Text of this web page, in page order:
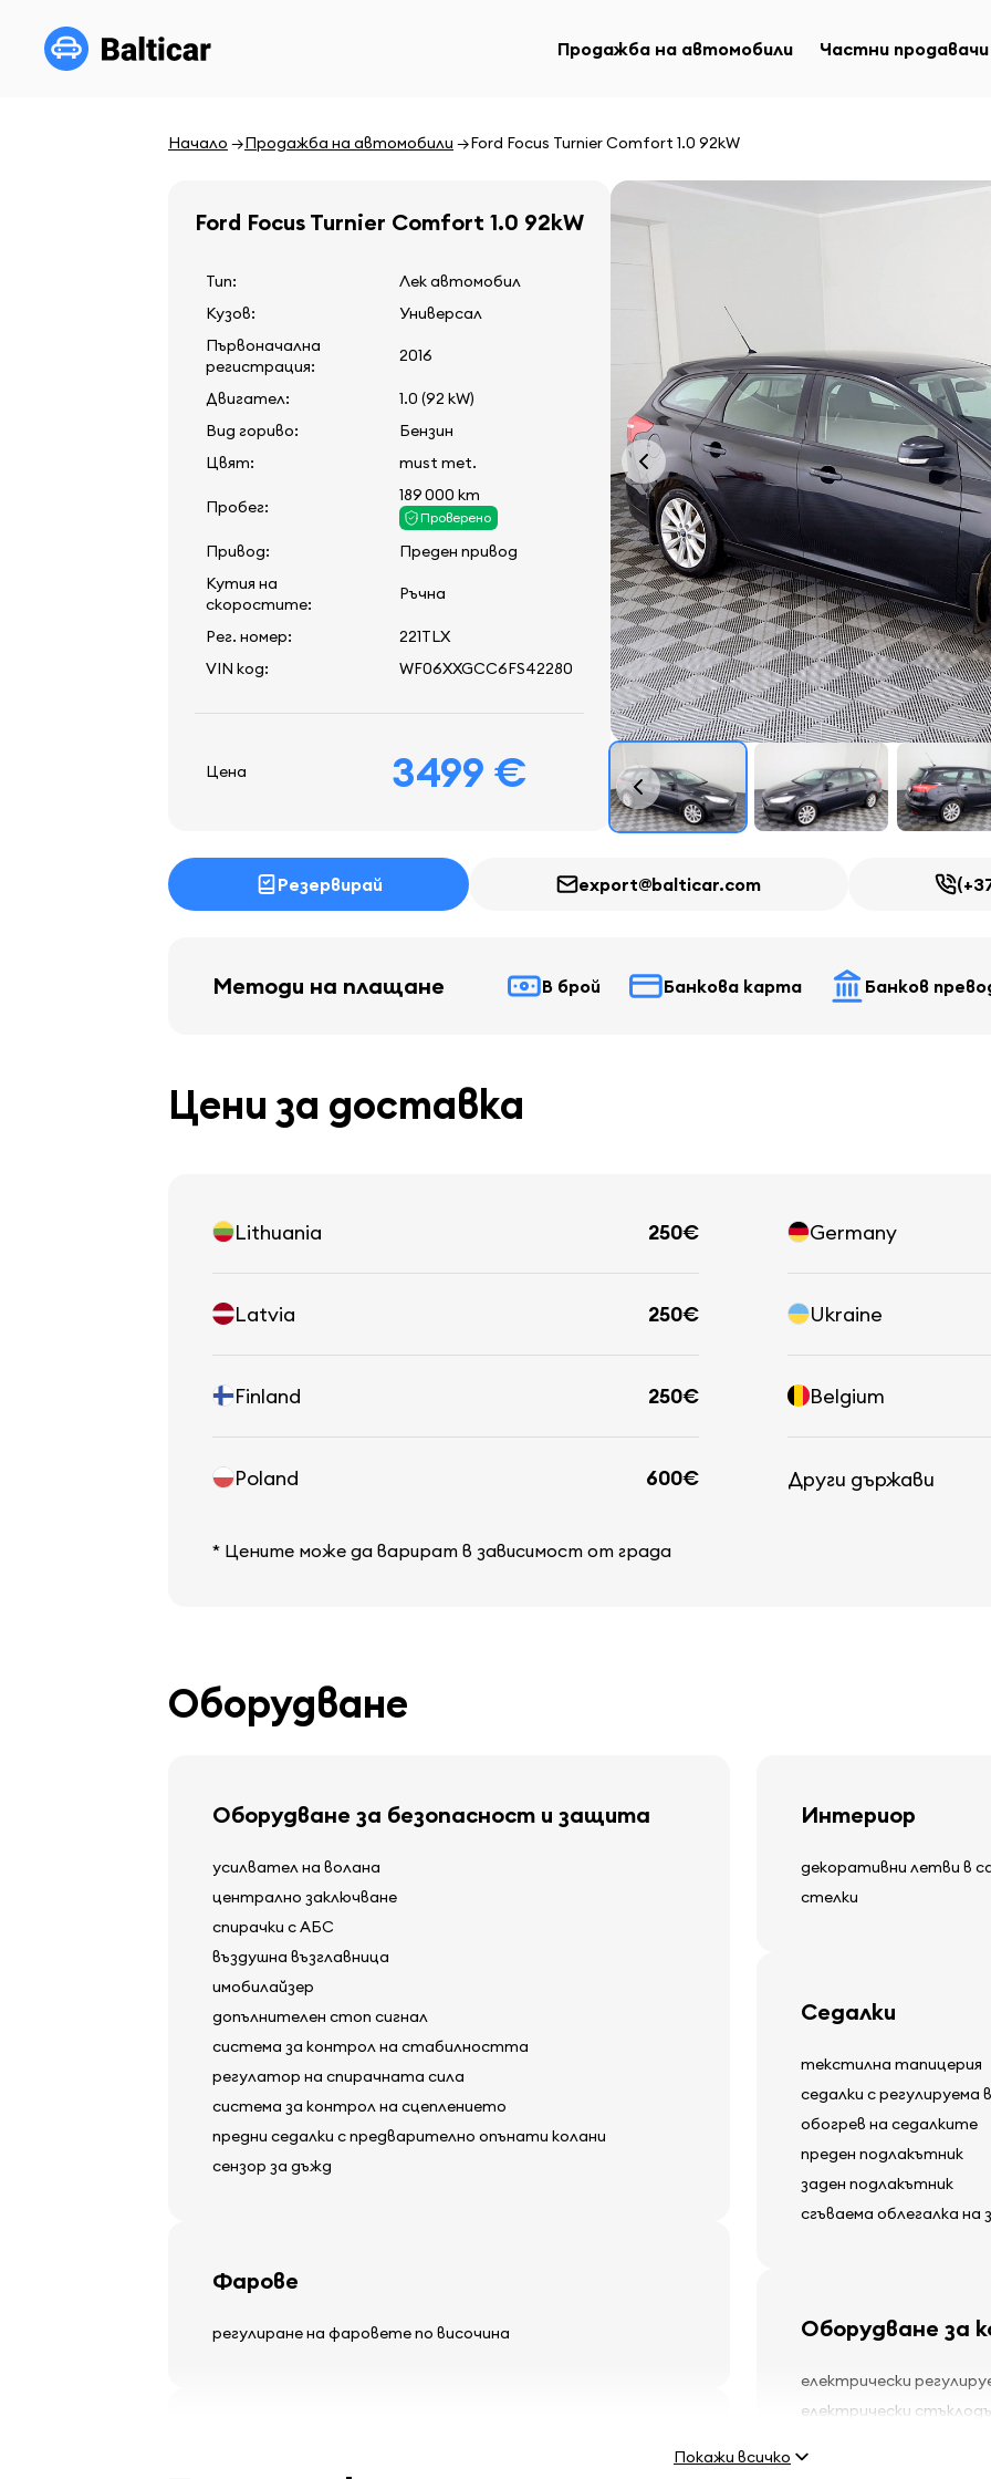
Продажба на автомобили Частни продавачи
Начало Продажба на автомобили Ford Focus Turnier Comfort 1.0 92kW
Ford Focus Turnier Comfort 1.0 92kW
Тип:
Лек автомобил
Кузов:
Универсал
Първоначална
регистрация:
2016
Двигател:
1.0 (92 kW)
Вид гориво:
Бензин
Цвят:
must met.
Пробег:
189 000 km
Проверено
Привод:
Преден привод
Кутия на
скоростите:
Ръчна
Рег. номер:
221TLX
VIN код:
WF06XXGCC6FS42280
Цена 3499 €
Резервирай export@balticar.com
Методи на плащане В брой Банкова карта Банков
Цени за доставка
Lithuania 250€
Latvia 250€
Finland 250€
Poland 600€
Germany
Ukraine
Belgium
Други държави
* Цените може да варират в зависимост от града
Оборудване
Оборудване за безопасност и защита
усилвател на волана
централно заключване
спирачки с АБС
въздушна възглавница
имобилайзер
допълнителен стоп сигнал
система за контрол на стабилността
регулатор на спирачната сила
система за контрол на сцеплението
предни седалки с предварително опънати колани
сензор за дъжд
Фарове
регулиране на фаровете по височина
Интериор
декоративни летви в
стелки
Седалки
текстилна тапицерия
седалки с регулируема
обогрев на седалките
преден подлакътник
заден подлакътник
сгъваема облегалка на
Оборудване за
електрически
електрически
Покажи всичко